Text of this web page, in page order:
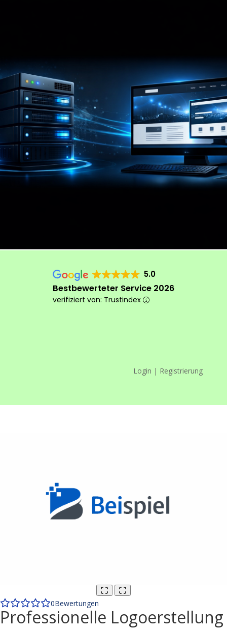
5.0
Bestbewerteter Service 2026
verifiziert von: Trustindex
Login | Registrierung
0Bewertungen
Professionelle Logoerstellung